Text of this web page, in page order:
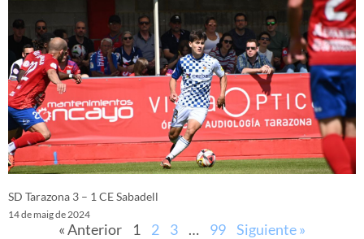
SD Tarazona 3 – 1 CE Sabadell
14 de maig de 2024
« Anterior 1 2 3 … 99 Siguiente »